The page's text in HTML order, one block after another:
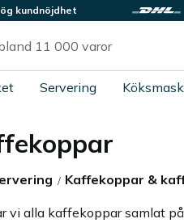
kundnöjdhet
Servering
Kaffekoppar &
vi alla kaffekoppar samlat